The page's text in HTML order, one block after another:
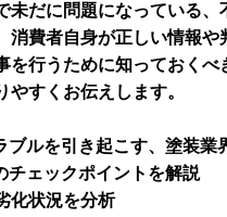
未だに問題になっている
消費者自身が正しい情報
を行うために知っておく
やすくお伝えします。
ルを引き起こす、塗装業
チェックポイントを解説
化状況を分析